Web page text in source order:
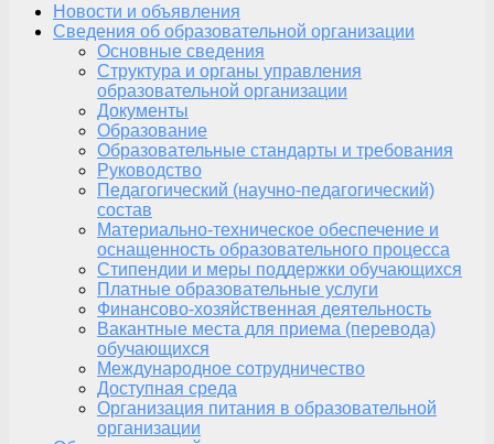
Новости и объявления
Сведения об образовательной организации
Основные сведения
Структура и органы управления
образовательной организации
Документы
Образование
Образовательные стандарты и требования
Руководство
Педагогический (научно-педагогический)
состав
Материально-техническое обеспечение и
оснащенность образовательного процесса
Стипендии и меры поддержки обучающихся
Платные образовательные услуги
Финансово-хозяйственная деятельность
Вакантные места для приема (перевода)
обучающихся
Международное сотрудничество
Доступная среда
Организация питания в образовательной
организации